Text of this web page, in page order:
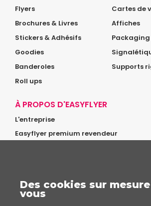
Flyers
Cartes de
Brochures & Livres
Affiches
Stickers & Adhésifs
Packaging
Goodies
Banderoles
Supports
Roll ups
À PROPOS D'EASYFLYER
L'entreprise
Easyflyer premium revendeur
GIFTA
Des cookies sur
vous